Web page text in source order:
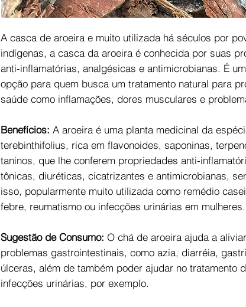
A casca de aroeira e muito utilizada há séculos por
indígenas, a casca da aroeira é conhecida por suas
anti-inflamatórias, analgésicas e antimicrobianas. É
opção para quem busca um tratamento natural para
saúde como inflamações, dores musculares e
Benefícios: A aroeira é uma planta medicinal da
terebinthifolius, rica em flavonoides, saponinas,
taninos, que lhe conferem propriedades anti-
tônicas, diuréticas, cicatrizantes e antimicrobianas,
isso, popularmente muito utilizada como remédio
febre, reumatismo ou infecções urinárias em mulheres.
Sugestão de Consumo: O chá de aroeira ajuda a aliviar
problemas gastrointestinais, como azia, diarréia,
úlceras, além de também poder ajudar no tratamento
infecções urinárias, por exemplo.